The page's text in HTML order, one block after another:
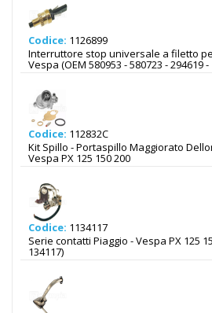
Codice: 1126899
Interruttore stop universale a filetto
Vespa (OEM 580953 - 580723 - 294619 -
Codice: 112832C
Kit Spillo - Portaspillo Maggiorato
Vespa PX 125 150 200
Codice: 1134117
Serie contatti Piaggio - Vespa PX 125
134117)